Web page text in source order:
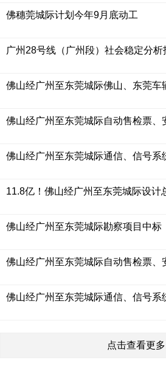
佛穗莞城际计划今年9月底动工
广州28号线（广州段）社会稳定分
佛山经广州至东莞城际佛山、东莞车
佛山经广州至东莞城际自动售检票、
佛山经广州至东莞城际通信、信号系
11.8亿！佛山经广州至东莞城际设计
佛山经广州至东莞城际勘察项目中标
佛山经广州至东莞城际自动售检票、
佛山经广州至东莞城际通信、信号系
点击查看更多